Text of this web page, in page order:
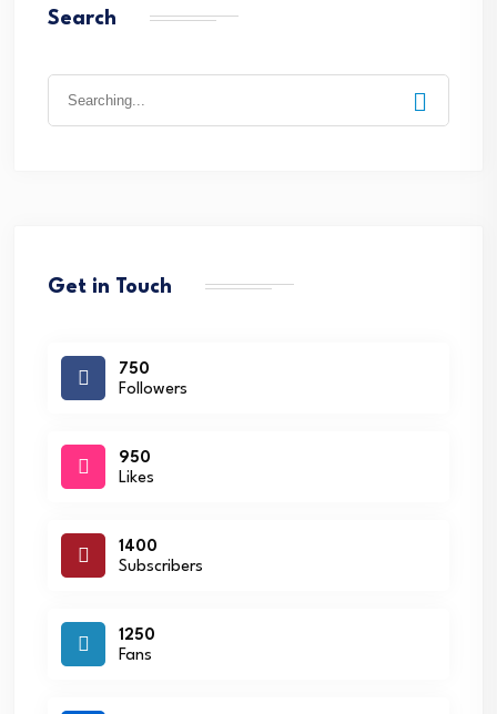
Search
Get in Touch
750
Followers
950
Likes
1400
Subscribers
1250
Fans